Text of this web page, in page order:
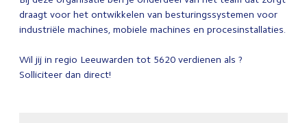
draagt voor het ontwikkelen van besturingssystemen voor
industriële machines, mobiele machines en procesinstallaties.
Wil jij in regio Leeuwarden tot 5620 verdienen als ?
Solliciteer dan direct!